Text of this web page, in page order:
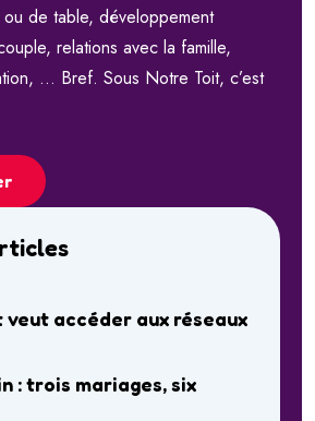
de table, développement
relations avec la famille,
… Bref. Sous Notre Toit, c’est
accéder aux réseaux
: trois mariages, six